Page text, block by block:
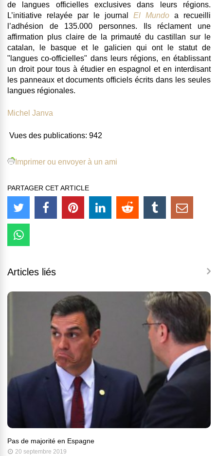
de langues officielles exclusives dans leurs régions.
L’initiative relayée par le journal El Mundo a recueilli
l’adhésion de 135.000 personnes. Ils réclament une
affirmation plus claire de la primauté du castillan sur le
catalan, le basque et le galicien qui ont le statut de
"langues co-officielles" dans leurs régions, en établissant
un droit pour tous à étudier en espagnol et en interdisant
les panneaux et documents officiels écrits dans les seules
langues régionales.
Michel Janva
Vues des publications: 942
Imprimer ou envoyer à un ami
PARTAGER CET ARTICLE
Articles liés
Pas de majorité en Espagne
20 septembre 2019